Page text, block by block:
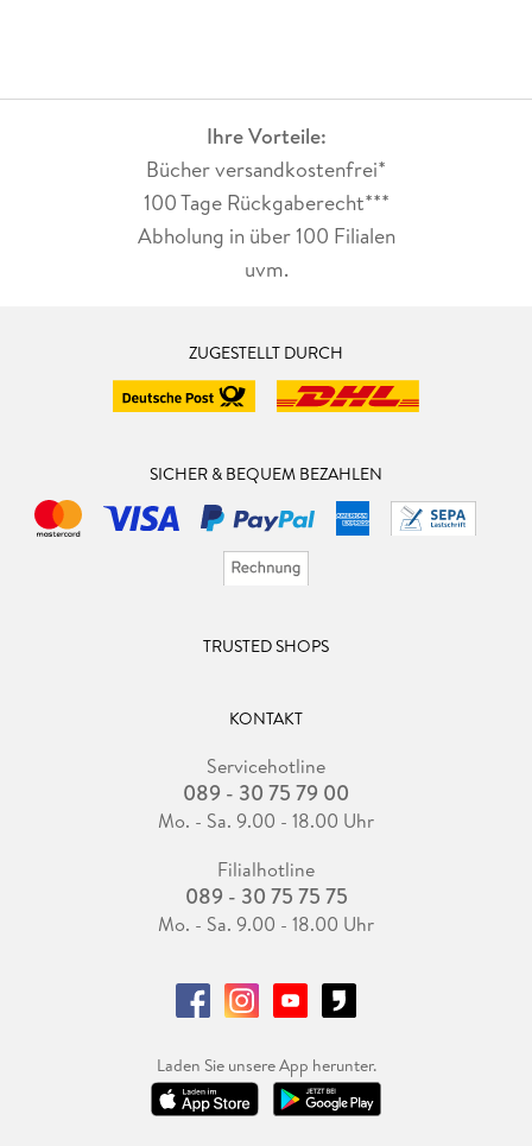
Ihre Vorteile:
Bücher versandkostenfrei*
100 Tage Rückgaberecht***
Abholung in über 100 Filialen
uvm.
ZUGESTELLT DURCH
SICHER & BEQUEM BEZAHLEN
TRUSTED SHOPS
KONTAKT
Servicehotline
089 - 30 75 79 00
Mo. - Sa. 9.00 - 18.00 Uhr
Filialhotline
089 - 30 75 75 75
Mo. - Sa. 9.00 - 18.00 Uhr
Laden Sie unsere App herunter.